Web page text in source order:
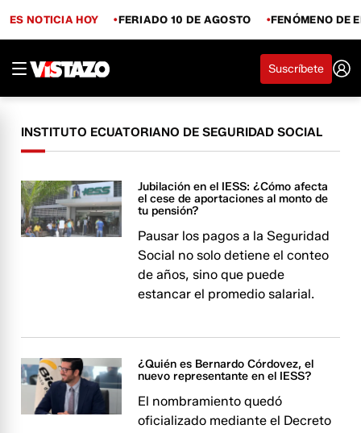
ES NOTICIA HOY FERIADO 10 DE AGOSTO FENÓMENO DE
Suscríbete
INSTITUTO ECUATORIANO DE SEGURIDAD SOCIAL
Jubilación en el IESS: ¿Cómo afecta
el cese de aportaciones al monto de
tu pensión?
Pausar los pagos a la Seguridad
Social no solo detiene el conteo
de años, sino que puede
estancar el promedio salarial.
¿Quién es Bernardo Córdovez, el
nuevo representante en el IESS?
El nombramiento quedó
oficializado mediante el Decreto